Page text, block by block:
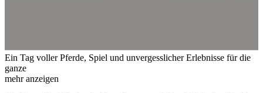
Ein Tag voller Pferde, Spiel und unvergesslicher Erlebnisse für die
ganze
mehr anzeigen